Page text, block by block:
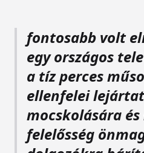
fontosabb volt
egy országos
a tíz perces
ellenfelei
mocskolására
felelősség